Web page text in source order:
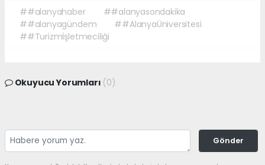
##alanyahaber
##alanyasondakika
##alanyagündem
##AlanyaÜniversitesi
##Turizmİşletmeciliği
Okuyucu Yorumları (0)
Gönder